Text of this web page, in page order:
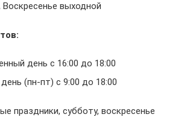
выходной
день с 16:00 до 18:00
(пн-пт) с 9:00 до 18:00
праздники, субботу, воскресенье